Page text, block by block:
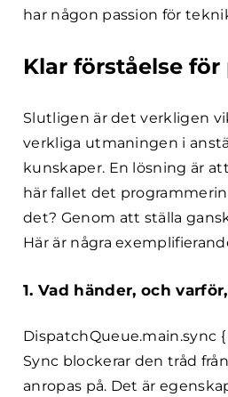
har någon passion för
Klar förståelse
Slutligen är det verkligen
verkliga utmaningen i
kunskaper. En lösning är
här fallet det
det? Genom att ställa
Här är några
1. Vad händer, och
DispatchQueue.main.sync {
Sync blockerar den tråd
anropas på. Det är